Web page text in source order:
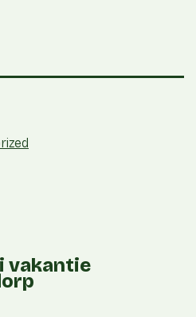
vakantie